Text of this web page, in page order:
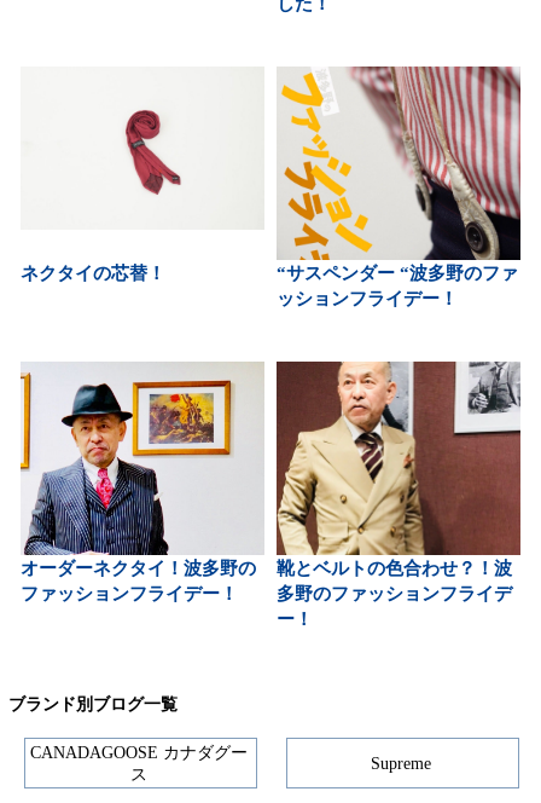
ネクタイの芯替！
“サスペンダー “波多野のファ
ッションフライデー！
オーダーネクタイ！波多野の
ファッションフライデー！
靴とベルトの色合わせ？！波
多野のファッションフライデ
ー！
ブランド別ブログ一覧
CANADAGOOSE カナダグー
ス
Supreme